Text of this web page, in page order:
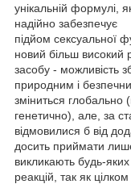
унікальній формулі,
надійно забезпечує
підйом сексуальної
новий більш високий
засобу - можливість
природним і
зміниться глобально
генетично), але, за
відмовилися б від
досить приймати
викликають будь-
реакцій, так як